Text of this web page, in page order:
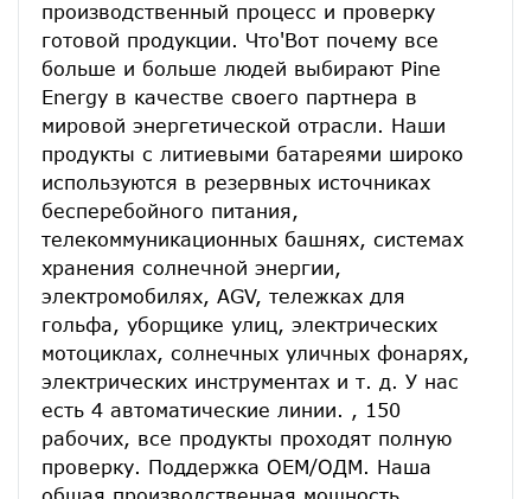
производственный процесс и проверку
готовой продукции. Что'Вот почему все
больше и больше людей выбирают Pine
Energy в качестве своего партнера в
мировой энергетической отрасли. Наши
продукты с литиевыми батареями широко
используются в резервных источниках
бесперебойного питания,
телекоммуникационных башнях, системах
хранения солнечной энергии,
электромобилях, AGV, тележках для
гольфа, уборщике улиц, электрических
мотоциклах, солнечных уличных фонарях,
электрических инструментах и ​​т. д. У нас
есть 4 автоматические линии. , 150
рабочих, все продукты проходят полную
проверку. Поддержка ОЕМ/ОДМ. Наша